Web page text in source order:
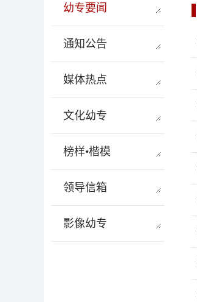
幼专要闻
通知公告
媒体热点
文化幼专
榜样•楷模
领导信箱
影像幼专